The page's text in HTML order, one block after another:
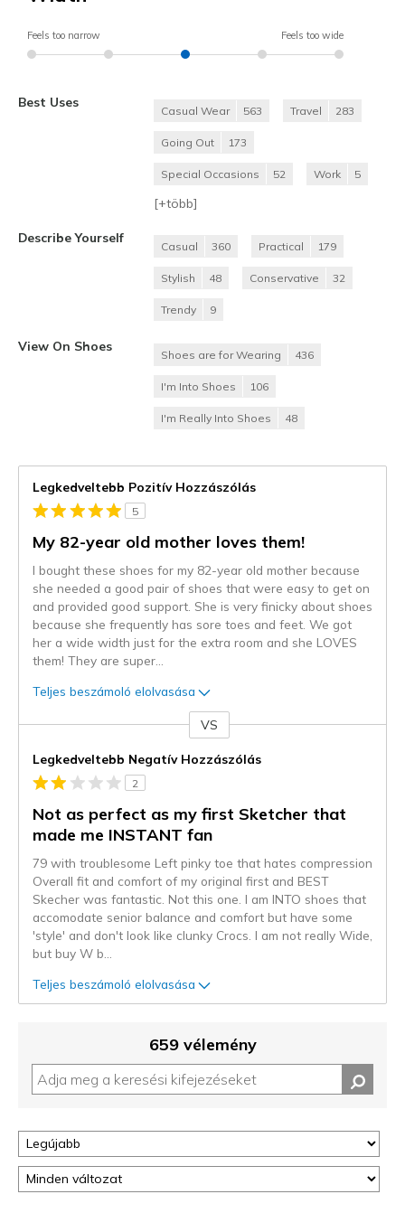
Feels too narrow Feels too wide
Best Uses
Casual Wear 563 Travel 283
Going Out 173
Special Occasions 52 Work 5
[+több]
Describe Yourself
Casual 360 Practical 179
Stylish 48 Conservative 32
Trendy 9
View On Shoes
Shoes are for Wearing 436
I'm Into Shoes 106
I'm Really Into Shoes 48
Legkedveltebb Pozitív Hozzászólás
5
My 82-year old mother loves them!
I bought these shoes for my 82-year old mother because
she needed a good pair of shoes that were easy to get on
and provided good support. She is very finicky about shoes
because she frequently has sore toes and feet. We got
her a wide width just for the extra room and she LOVES
them! They are super
Teljes beszámoló elolvasása
VS
Legkedveltebb Negatív Hozzászólás
2
Not as perfect as my first Sketcher that
made me INSTANT fan
79 with troublesome Left pinky toe that hates compression
Overall fit and comfort of my original first and BEST
Skecher was fantastic. Not this one. I am INTO shoes that
accomodate senior balance and comfort but have some
'style' and don't look like clunky Crocs. I am not really Wide,
but buy W b
Teljes beszámoló elolvasása
659 vélemény